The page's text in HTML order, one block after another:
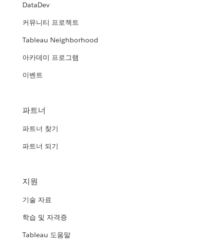
DataDev
커뮤니티 프로젝트
Tableau Neighborhood
아카데미 프로그램
이벤트
파트너
파트너 찾기
파트너 되기
지원
기술 자료
학습 및 자격증
Tableau 도움말